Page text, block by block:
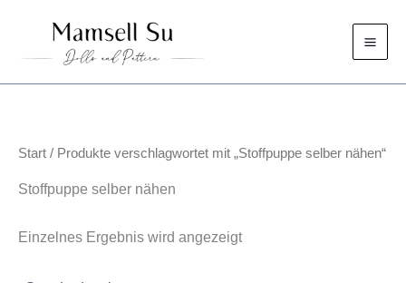
springen
Start / Produkte verschlagwortet mit „Stoffpuppe selber nähen“
Stoffpuppe selber nähen
Einzelnes Ergebnis wird angezeigt